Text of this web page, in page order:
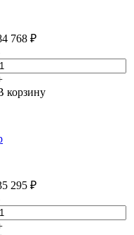
768 ₽
корзину
295 ₽